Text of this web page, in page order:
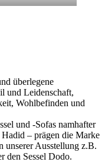
überlegene
und Leidenschaft,
Wohlbefinden und
und -Sofas namhafter
– prägen die Marke
unserer Ausstellung z.B.
den Sessel Dodo.